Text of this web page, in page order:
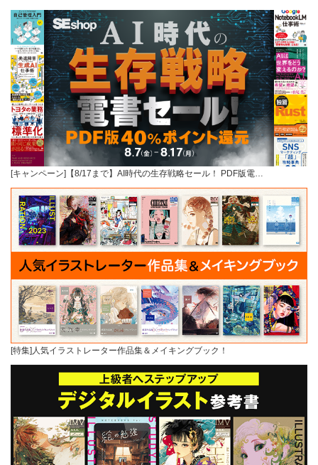
[キャンペーン]【8/17まで】AI時代の生存戦略セール！ PDF版電…
[特集]人気イラストレーター作品集＆メイキングブック！